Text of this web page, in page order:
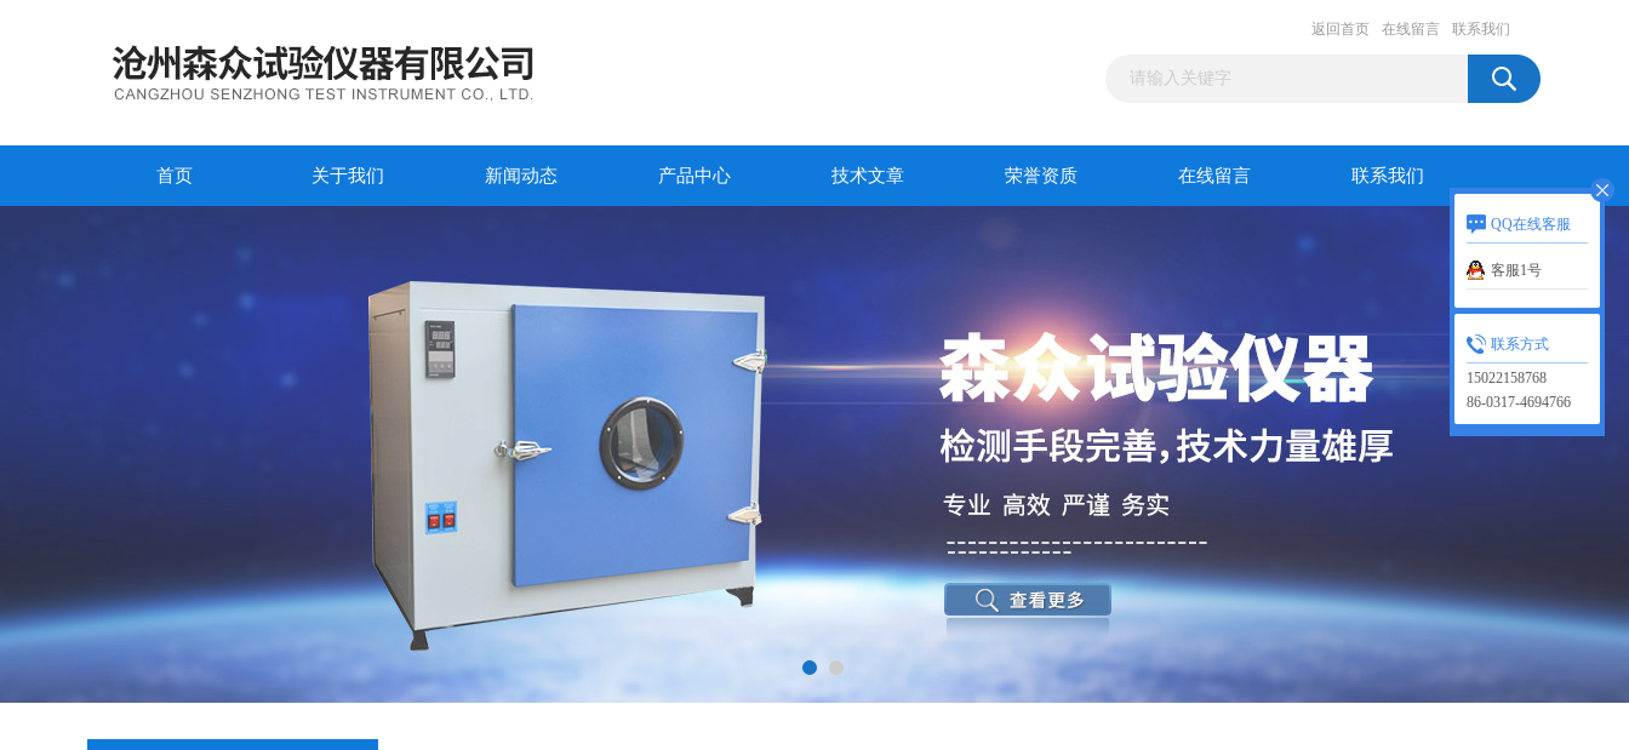
返回首页 在线留言 联系我们
首页 关于我们 新闻动态 产品中心 技术文章 荣誉资质 在线留言 联系我们
QQ在线客服
客服1号
联系方式
15022158768
86-0317-4694766